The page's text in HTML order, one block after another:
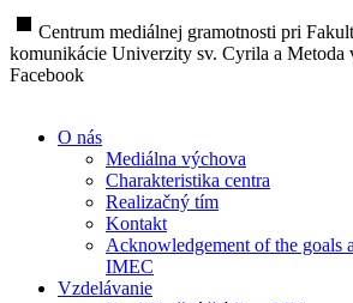
stop Centrum mediálnej gramotnosti pri
komunikácie Univerzity sv. Cyrila a Metoda
Facebook
O nás
Mediálna výchova
Charakteristika centra
Realizačný tím
Kontakt
Acknowledgement of the goals
IMEC
Vzdelávanie